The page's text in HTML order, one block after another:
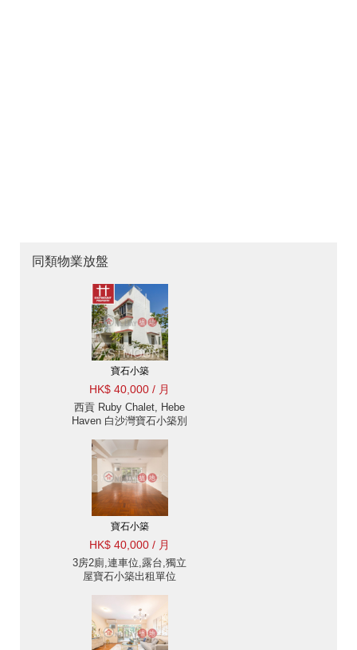
同類物業放盤
寶石小築
HK$ 40,000 / 月
西貢 Ruby Chalet, Hebe
Haven 白沙灣寶石小築別
出租單位
寶石小築
HK$ 40,000 / 月
3房2廁,連車位,露台,獨立
屋寶石小築出租單位